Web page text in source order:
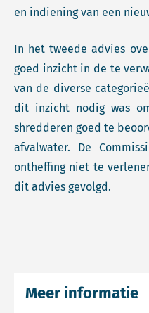
en indiening van een
In het tweede advies
goed inzicht in de te
van de diverse
dit inzicht nodig was
shredderen goed te
afvalwater. De
ontheffing niet te
dit advies gevolgd.
Meer informatie